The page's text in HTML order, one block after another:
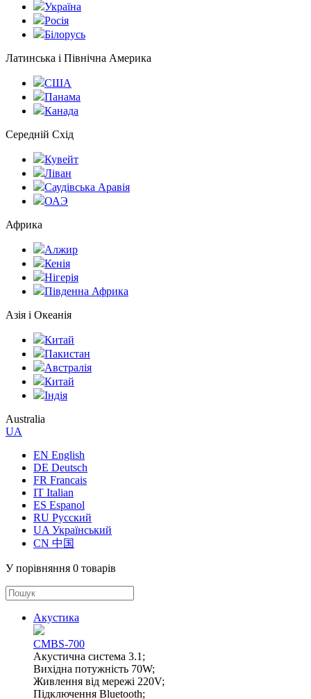
Україна
Росія
Білорусь
Латинська і Північна Америка
США
Панама
Канада
Середній Схід
Кувейт
Ліван
Саудівська Аравія
ОАЭ
Африка
Алжир
Кенія
Нігерія
Південна Африка
Азія і Океанія
Китай
Пакистан
Австралія
Китай
Індія
Australia
UA
EN English
DE Deutsch
FR Francais
IT Italian
ES Espanol
RU Русский
UA Український
CN 中国
У порівняння 0 товарів
Акустика
CMBS-700
Акустична система 3.1;
Вихідна потужність 70W;
Живлення від мережі 220V;
Підключення Bluetooth;